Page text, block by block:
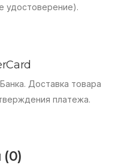
удостоверение).
Доставка товара
платежа.